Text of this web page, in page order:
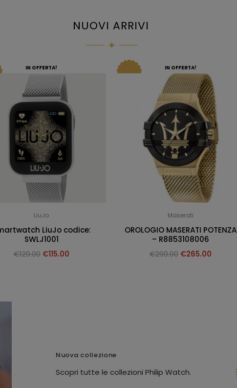
NUOVI ARRIVI
IN OFFERTA!
LiuJo
LiuJo codice:
SWLJ1001
€129.00 €115.00
IN OFFERTA!
Maserati
OROLOGIO MASERATI POTENZA
– R8853108006
€299.00 €265.00
Nuova collezione
Scopri tutte le collezioni Philip Watch.